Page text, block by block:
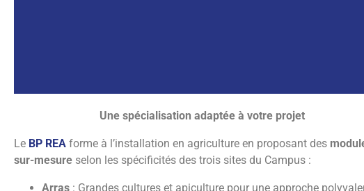
BP REA
Responsable d’Entreprise Agricole
Une spécialisation adaptée à votre projet
Le BP REA forme à l’installation en agriculture en proposant des
sur-mesure selon les spécificités des trois sites du Campus :
Arras : Grandes cultures et apiculture pour une approche